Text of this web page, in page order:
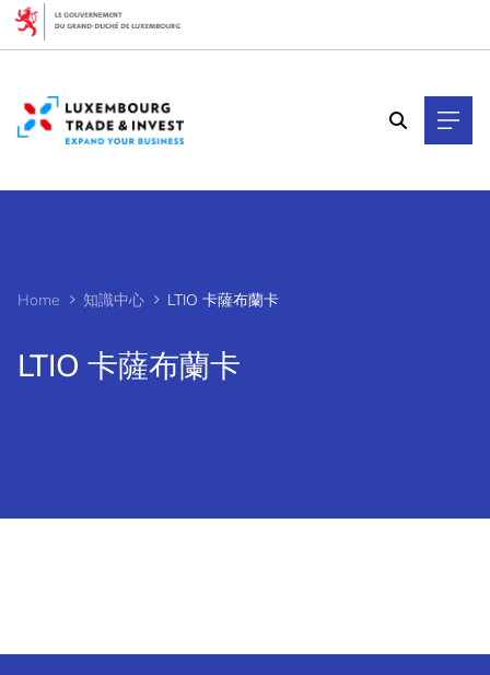
Home 知識中心 LTIO 卡薩布蘭卡
LTIO 卡薩布蘭卡
Cookies management panel